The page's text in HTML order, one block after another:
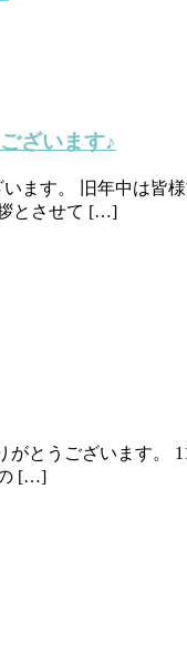
ざいます♪
ます。 旧年中は皆
とさせて […]
がとうございます。
[…]